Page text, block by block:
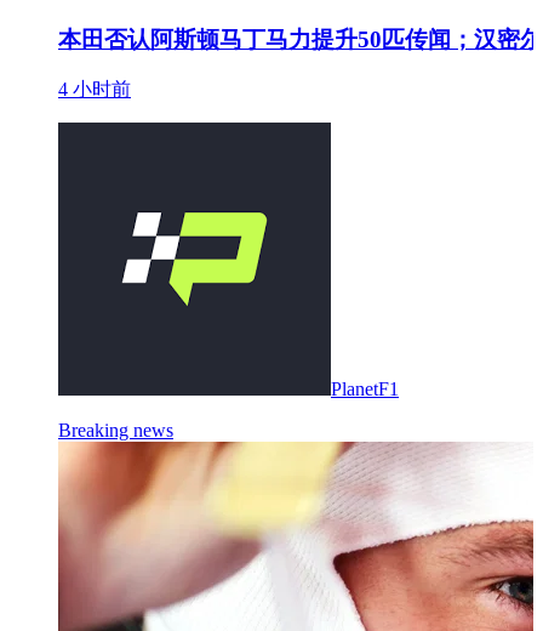
本田否认阿斯顿马丁马力提升50匹传闻；汉密
4 小时前
PlanetF1
Breaking news